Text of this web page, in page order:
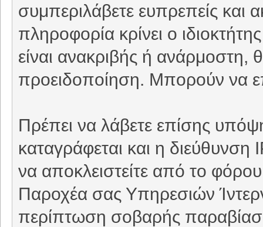
συμπεριλάβετε ευπρεπείς και
πληροφορία κρίνει ο
είναι ανακριβής ή ανάρμοστη,
προειδοποίηση. Μπορούν να
Πρέπει να λάβετε επίσης
καταγράφεται και η
να αποκλειστείτε από το
Παροχέα σας Υπηρεσιών
περίπτωση σοβαρής